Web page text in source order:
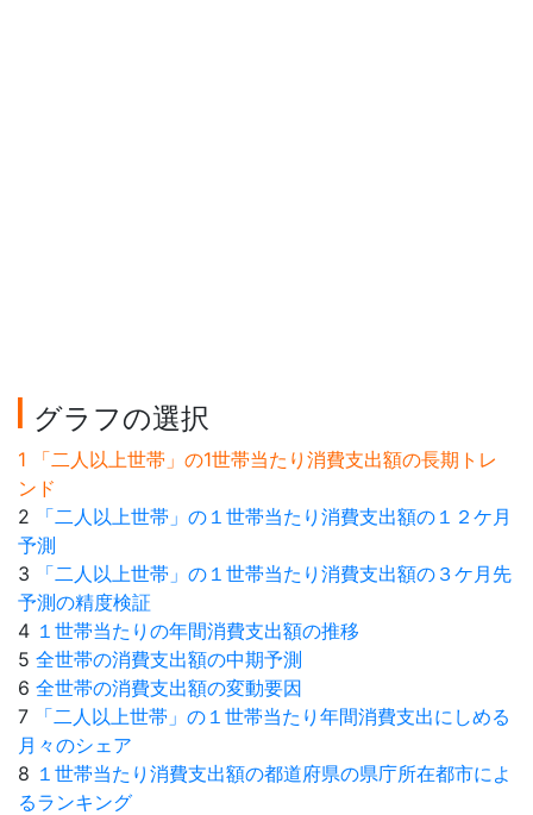
グラフの選択
1 「二人以上世帯」の1世帯当たり消費支出額の長期トレ
ンド
2
「二人以上世帯」の１世帯当たり消費支出額の１２ケ月
予測
3
「二人以上世帯」の１世帯当たり消費支出額の３ケ月先
予測の精度検証
4 １世帯当たりの年間消費支出額の推移
5 全世帯の消費支出額の中期予測
6 全世帯の消費支出額の変動要因
7
「二人以上世帯」の１世帯当たり年間消費支出にしめる
月々のシェア
8 １世帯当たり消費支出額の都道府県の県庁所在都市によ
るランキング